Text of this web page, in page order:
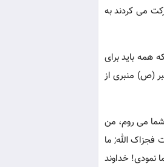
می کردند به
همه باید برای
(ص) منبری از
می روم، من
الله; ما
نمودی! خداوند